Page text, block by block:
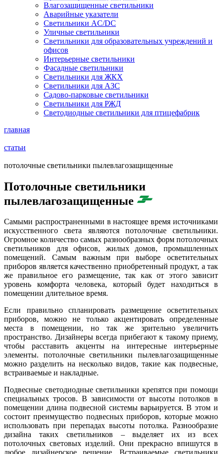
Влагозащищенные светильники
Аварийные указатели
Светильники AC/DC
Уличные светильники
Светильники для образовательных учреждений и
офисов
Интерьерные светильники
Фасадные светильники
Светильники для ЖКХ
Светильники для АЗС
Садово-парковые светильники
Светильники для РЖД
Светодиодные светильники для птицефабрик
главная
статьи
потолочные светильники пылевлагозащищенные
Потолочные светильники
пылевлагозащищенные
Самыми распространенными в настоящее время источниками
искусственного света являются потолочные светильники.
Огромное количество самых разнообразных форм потолочных
светильников для офисов, жилых домов, промышленных
помещений. Самым важным при выборе осветительных
приборов является качественно приобретенный продукт, а так
же правильное его размещение, так как от этого зависит
уровень комфорта человека, который будет находиться в
помещении длительное время.
Если правильно спланировать размещение осветительных
приборов, можно не только акцентировать определенные
места в помещении, но так же зрительно увеличить
пространство. Дизайнеры всегда прибегают к такому приему,
чтобы расставить акценты на интересные интерьерные
элементы. потолочные светильники пылевлагозащищенные
можно разделить на несколько видов, такие как подвесные,
встраиваемые и накладные.
Подвесные светодиодные светильники крепятся при помощи
специальных тросов. В зависимости от высоты потолков в
помещении длина подвесной системы варьируется. В этом и
состоит преимущество подвесных приборов, которые можно
использовать при перепадах высоты потолка. Разнообразие
дизайна таких светильников – выделяет их из всех
потолочных световых изделий. Они прекрасно впишутся в